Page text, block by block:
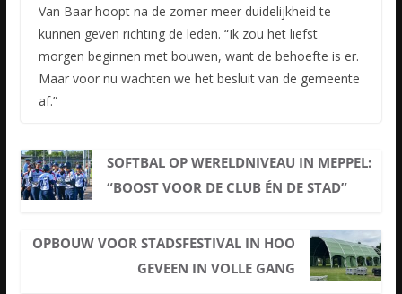
Van Baar hoopt na de zomer meer duidelijkheid te
kunnen geven richting de leden. “Ik zou het liefst
morgen beginnen met bouwen, want de behoefte is er.
Maar voor nu wachten we het besluit van de gemeente
af.”
SOFTBAL OP WERELDNIVEAU IN MEPPEL:
“BOOST VOOR DE CLUB ÉN DE STAD”
OPBOUW VOOR STADSFESTIVAL IN HOO
GEVEEN IN VOLLE GANG